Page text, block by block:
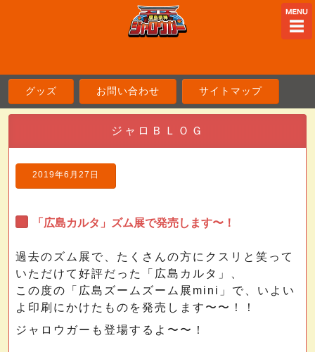
グッズ お問い合わせ サイトマップ
ジャロＢＬＯＧ
2019年6月27日
「広島カルタ」ズム展で発売します〜！
過去のズム展で、たくさんの方にクスリと笑って
いただけて好評だった「広島カルタ」、
この度の「広島ズームズーム展mini」で、いよい
よ印刷にかけたものを発売します〜〜！！
ジャロウガーも登場するよ〜〜！